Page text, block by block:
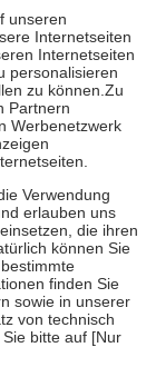
die tatsächlichen
Apotheken.
die
je
Gesundheit zu
unterstützen,
18. Lebensjahr
die von der